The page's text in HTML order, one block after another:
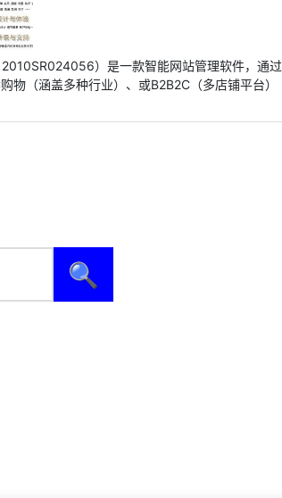
）是一款智能网站管理软件，通过
物（涵盖多种行业）、或B2B2C（多店铺平台）
🔍